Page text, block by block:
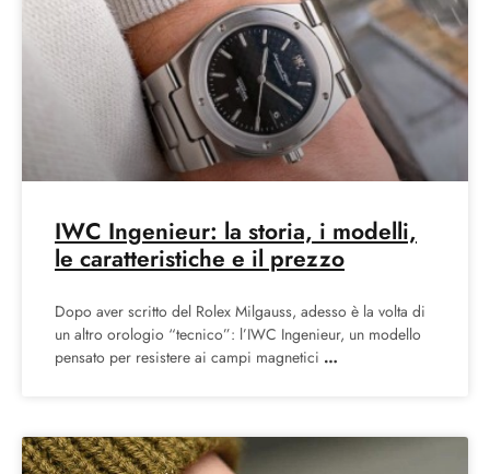
IWC Ingenieur: la storia, i modelli,
le caratteristiche e il prezzo
Dopo aver scritto del Rolex Milgauss, adesso è la volta di
un altro orologio “tecnico”: l’IWC Ingenieur, un modello
pensato per resistere ai campi magnetici